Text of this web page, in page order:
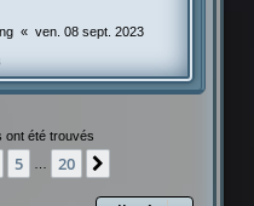
« ven. 08 sept. 2023
ont été trouvés
5 20